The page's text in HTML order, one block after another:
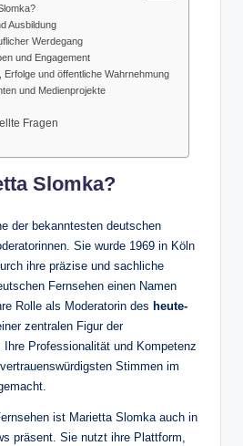
Ausbildung
Werdegang
und Engagement
Erfolge und öffentliche Wahrnehmung
und Medienprojekte
Fragen
Slomka?
der bekanntesten deutschen
Sie wurde 1969 in Köln
ihre präzise und sachliche
Fernsehen einen Namen
Rolle als Moderatorin des heute-
zentralen Figur der
Ihre Professionalität und Kompetenz
Stimmen im
ist Marietta Slomka auch in
präsent. Sie nutzt ihre Plattform,